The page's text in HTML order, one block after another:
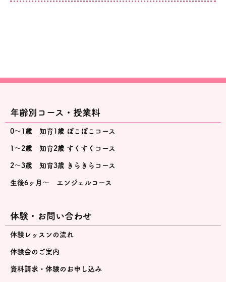
年齢別コース・授業料
0～1歳 知育1歳 ぽこぽこコース
1～2歳 知育2歳 すくすくコース
2～3歳 知育3歳 きらきらコース
生後6ヶ月～ エンジェルコース
体験・お問い合わせ
体験レッスンの流れ
体験会のご案内
資料請求・体験のお申し込み